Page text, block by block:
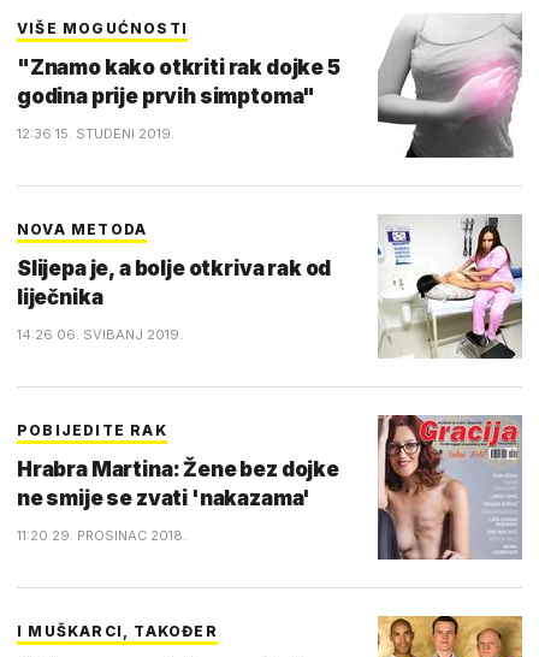
VIŠE MOGUĆNOSTI
"Znamo kako otkriti rak dojke 5
godina prije prvih simptoma"
12:36 15. STUDENI 2019.
NOVA METODA
Slijepa je, a bolje otkriva rak od
liječnika
14:26 06. SVIBANJ 2019.
POBIJEDITE RAK
Hrabra Martina: Žene bez dojke
ne smije se zvati 'nakazama'
11:20 29. PROSINAC 2018.
I MUŠKARCI, TAKOĐER